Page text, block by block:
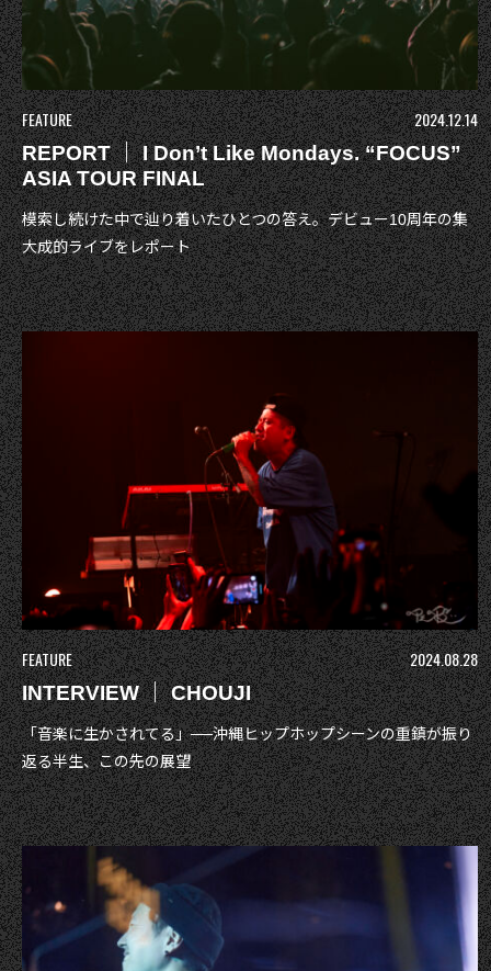
FEATURE
2024.12.14
REPORT ｜ I Don’t Like Mondays. “FOCUS”
ASIA TOUR FINAL
模索し続けた中で辿り着いたひとつの答え。デビュー10周年の集
大成的ライブをレポート
FEATURE
2024.08.28
INTERVIEW ｜ CHOUJI
「音楽に生かされてる」──沖縄ヒップホップシーンの重鎮が振り
返る半生、この先の展望